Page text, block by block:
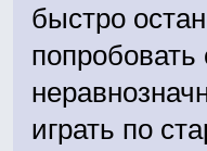
быстро
попробовать
играть по